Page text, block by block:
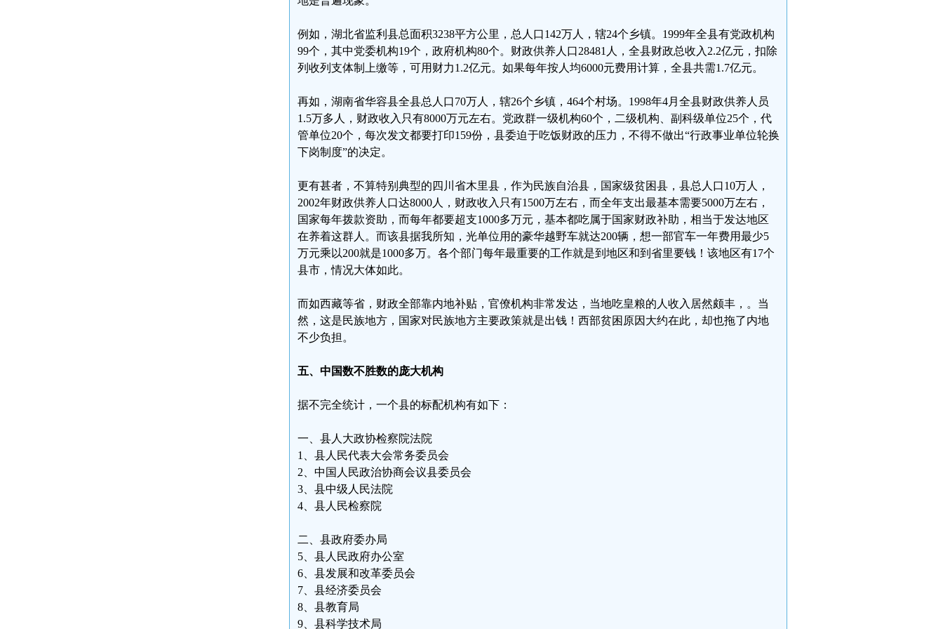
例如，湖北省监利县总面积3238平方公里，总人口142万人，辖24个乡镇。1999年全县有党政机构
99个，其中党委机构19个，政府机构80个。财政供养人口28481人，全县财政总收入2.2亿元，扣除
列收列支体制上缴等，可用财力1.2亿元。如果每年按人均6000元费用计算，全县共需1.7亿元。
再如，湖南省华容县全县总人口70万人，辖26个乡镇，464个村场。1998年4月全县财政供养人员
1.5万多人，财政收入只有8000万元左右。党政群一级机构60个，二级机构、副科级单位25个，代
管单位20个，每次发文都要打印159份，县委迫于吃饭财政的压力，不得不做出“行政事业单位轮换
下岗制度”的决定。
更有甚者，不算特别典型的四川省木里县，作为民族自治县，国家级贫困县，县总人口10万人，
2002年财政供养人口达8000人，财政收入只有1500万左右，而全年支出最基本需要5000万左右，
国家每年拨款资助，而每年都要超支1000多万元，基本都吃属于国家财政补助，相当于发达地区
在养着这群人。而该县据我所知，光单位用的豪华越野车就达200辆，想一部官车一年费用最少5
万元乘以200就是1000多万。各个部门每年最重要的工作就是到地区和到省里要钱！该地区有17个
县市，情况大体如此。
而如西藏等省，财政全部靠内地补贴，官僚机构非常发达，当地吃皇粮的人收入居然颇丰，。当
然，这是民族地方，国家对民族地方主要政策就是出钱！西部贫困原因大约在此，却也拖了内地
不少负担。
五、中国数不胜数的庞大机构
据不完全统计，一个县的标配机构有如下：
一、县人大政协检察院法院
1、县人民代表大会常务委员会
2、中国人民政治协商会议县委员会
3、县中级人民法院
4、县人民检察院
二、县政府委办局
5、县人民政府办公室
6、县发展和改革委员会
7、县经济委员会
8、县教育局
9、县科学技术局